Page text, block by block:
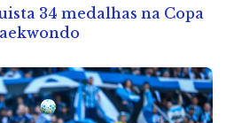
34 medalhas na Copa